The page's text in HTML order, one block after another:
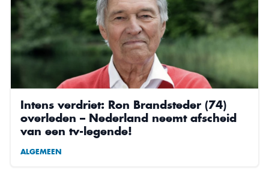
Intens verdriet: Ron Brandsteder (74)
overleden – Nederland neemt afscheid
van een tv-legende!
ALGEMEEN